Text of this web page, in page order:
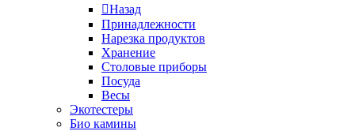
Назад
Принадлежности
Нарезка продуктов
Хранение
Столовые приборы
Посуда
Весы
Экотестеры
Био камины